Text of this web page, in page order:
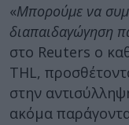
«Μπορούμε να
διαπαιδαγώγηση
στο Reuters ο
THL,
στην
ακόμα